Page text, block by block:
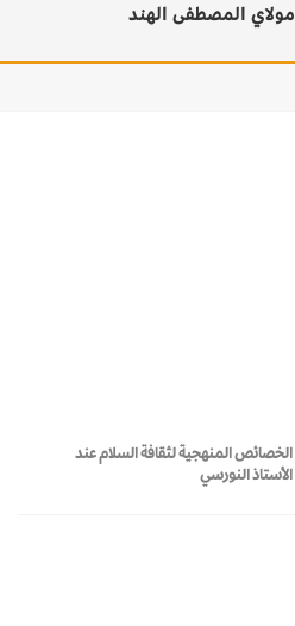
مولاي المصطفى الهند
الخصائص المنهجية لثقافة السلام عند
الأستاذ النورسي